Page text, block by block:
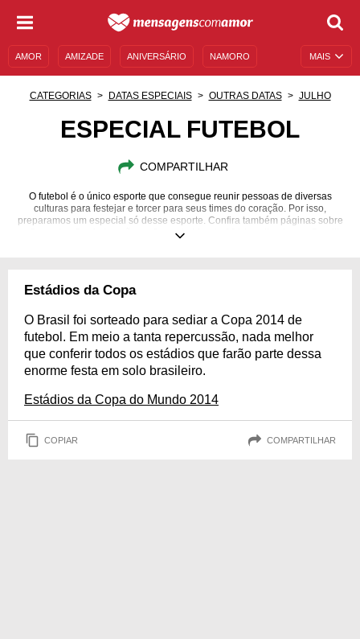
MAIS
AMOR AMIZADE ANIVERSÁRIO NAMORO
CATEGORIAS DATAS ESPECIAIS OUTRAS DATAS JULHO
ESPECIAL FUTEBOL
COMPARTILHAR
O futebol é o único esporte que consegue reunir pessoas de diversas
culturas para festejar e torcer para seus times do coração. Por isso,
preparamos um especial só desse esporte. Confira também páginas sobre
a Copa das Confederações e Copa do Mundo 2014 realizadas no Brasil!
Estádios da Copa
O Brasil foi sorteado para sediar a Copa 2014 de
futebol. Em meio a tanta repercussão, nada melhor
que conferir todos os estádios que farão parte dessa
enorme festa em solo brasileiro.
Estádios da Copa do Mundo 2014
COPIAR COMPARTILHAR